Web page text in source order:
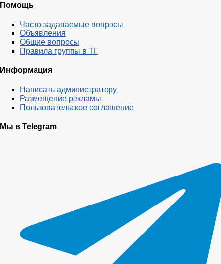
Помощь
Часто задаваемые вопросы
Объявления
Общие вопросы
Правила группы в ТГ
Информация
Написать администратору
Размещение рекламы
Пользовательское соглашение
Мы в Telegram